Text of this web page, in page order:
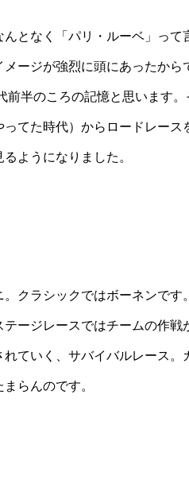
となく「パリ・ルーベ」って
ージが強烈に頭にあったから
半のころの記憶と思います
てた時代）からロードレース
ようになりました。
クラシックではボーネンです
ージレースではチームの作戦
ていく、サバイバルレース。
らんのです。